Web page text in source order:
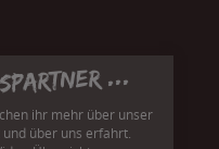
...
ihr mehr über unser
über uns erfahrt.